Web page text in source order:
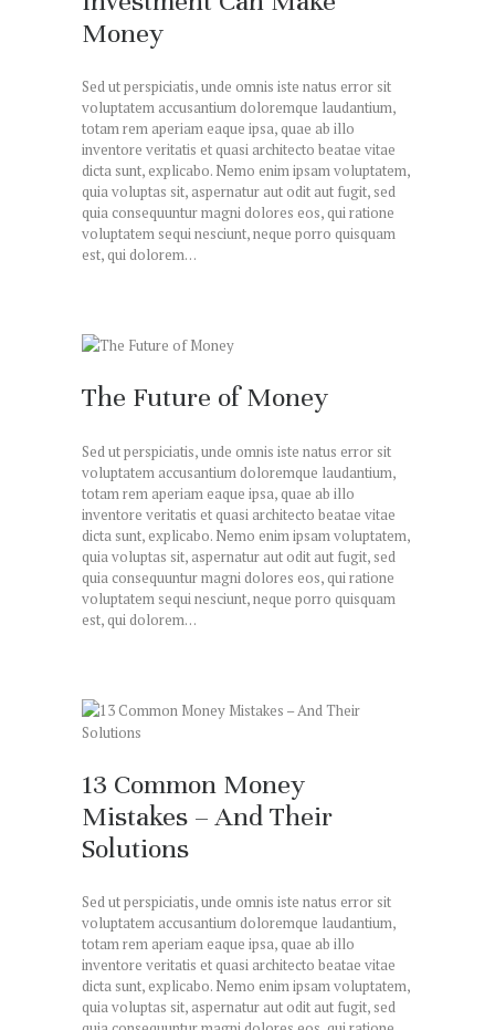
Money
Sed ut perspiciatis, unde omnis iste natus error sit
voluptatem accusantium doloremque laudantium,
totam rem aperiam eaque ipsa, quae ab illo
inventore veritatis et quasi architecto beatae vitae
dicta sunt, explicabo. Nemo enim ipsam voluptatem,
quia voluptas sit, aspernatur aut odit aut fugit, sed
quia consequuntur magni dolores eos, qui ratione
voluptatem sequi nesciunt, neque porro quisquam
est, qui dolorem…
The Future of Money
Sed ut perspiciatis, unde omnis iste natus error sit
voluptatem accusantium doloremque laudantium,
totam rem aperiam eaque ipsa, quae ab illo
inventore veritatis et quasi architecto beatae vitae
dicta sunt, explicabo. Nemo enim ipsam voluptatem,
quia voluptas sit, aspernatur aut odit aut fugit, sed
quia consequuntur magni dolores eos, qui ratione
voluptatem sequi nesciunt, neque porro quisquam
est, qui dolorem…
13 Common Money
Mistakes – And Their
Solutions
Sed ut perspiciatis, unde omnis iste natus error sit
voluptatem accusantium doloremque laudantium,
totam rem aperiam eaque ipsa, quae ab illo
inventore veritatis et quasi architecto beatae vitae
dicta sunt, explicabo. Nemo enim ipsam voluptatem,
quia voluptas sit, aspernatur aut odit aut fugit, sed